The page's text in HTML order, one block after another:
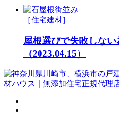
［住宅建材］
屋根選びで失敗しな
（2023.04.15）